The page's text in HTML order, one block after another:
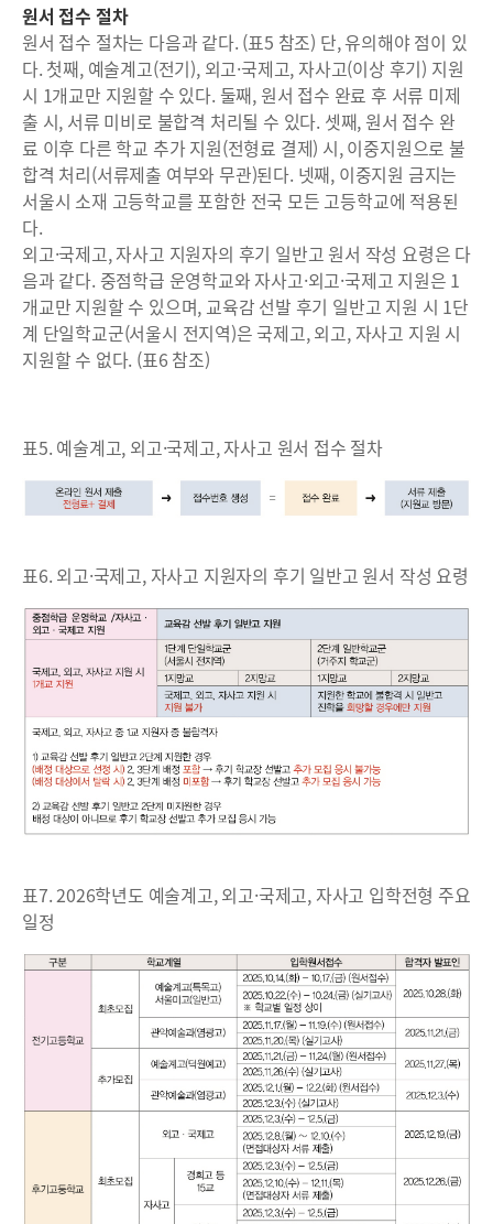
원서 접수 절차
원서 접수 절차는 다음과 같다. (표5 참조) 단, 유의해야 점이 있
다. 첫째, 예술계고(전기), 외고·국제고, 자사고(이상 후기) 지원
시 1개교만 지원할 수 있다. 둘째, 원서 접수 완료 후 서류 미제
출 시, 서류 미비로 불합격 처리될 수 있다. 셋째, 원서 접수 완
료 이후 다른 학교 추가 지원(전형료 결제) 시, 이중지원으로 불
합격 처리(서류제출 여부와 무관)된다. 넷째, 이중지원 금지는
서울시 소재 고등학교를 포함한 전국 모든 고등학교에 적용된
다.
외고·국제고, 자사고 지원자의 후기 일반고 원서 작성 요령은 다
음과 같다. 중점학급 운영학교와 자사고·외고·국제고 지원은 1
개교만 지원할 수 있으며, 교육감 선발 후기 일반고 지원 시 1단
계 단일학교군(서울시 전지역)은 국제고, 외고, 자사고 지원 시
지원할 수 없다. (표6 참조)
표5. 예술계고, 외고·국제고, 자사고 원서 접수 절차
표6. 외고·국제고, 자사고 지원자의 후기 일반고 원서 작성 요령
표7. 2026학년도 예술계고, 외고·국제고, 자사고 입학전형 주요
일정